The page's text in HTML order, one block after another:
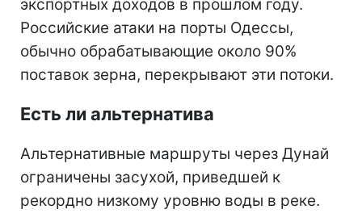
экспортных доходов в прошлом году.
Российские атаки на порты Одессы,
обычно обрабатывающие около 90%
поставок зерна, перекрывают эти потоки.
Есть ли альтернатива
Альтернативные маршруты через Дунай
ограничены засухой, приведшей к
рекордно низкому уровню воды в реке.